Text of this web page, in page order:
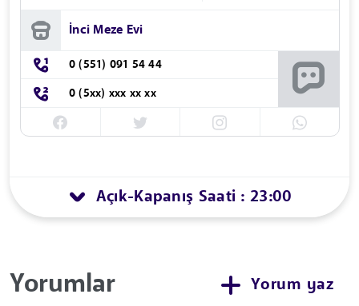
İnci Meze Evi
0 (551) 091 54 44
0 (5xx) xxx xx xx
Açık-Kapanış Saati : 23:00
Yorumlar Yorum yaz